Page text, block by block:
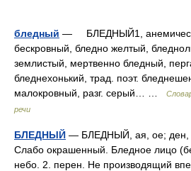
бледный — БЛЕДНЫЙ1,
бескровный, бледно желтый,
землистый, мертвенно бледный,
бледнехонький, трад. поэт.
малокровный, разг. серый… …
речи
БЛЕДНЫЙ — БЛЕДНЫЙ, ая, ое; ден,
Слабо окрашенный. Бледное лицо
небо. 2. перен. Не производящий